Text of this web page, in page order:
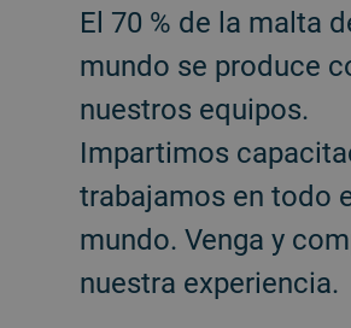
El 70 % de la malta
mundo se produce
nuestros equipos.
Impartimos
trabajamos en todo
mundo. Venga y
nuestra experiencia.